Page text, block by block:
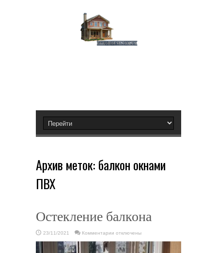
Архив меток: балкон окнами
ПВХ
Остекление балкона
23/11/2021 Комментарии
Остекление
балкона
отключены